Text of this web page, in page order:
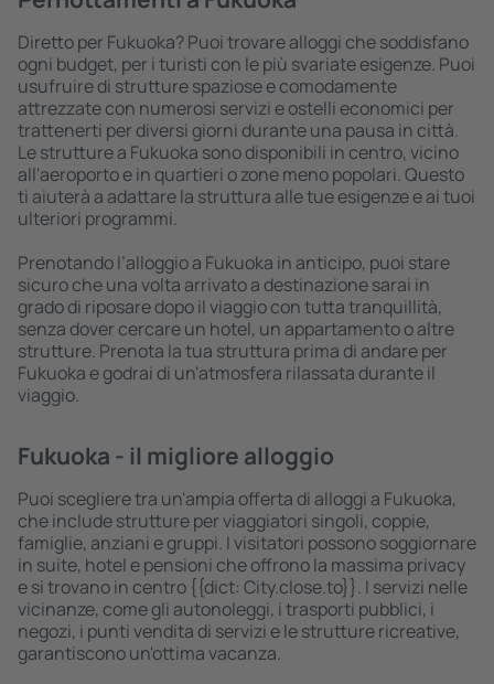
Diretto per Fukuoka? Puoi trovare alloggi che soddisfano
ogni budget, per i turisti con le più svariate esigenze. Puoi
usufruire di strutture spaziose e comodamente
attrezzate con numerosi servizi e ostelli economici per
trattenerti per diversi giorni durante una pausa in città.
Le strutture a Fukuoka sono disponibili in centro, vicino
all'aeroporto e in quartieri o zone meno popolari. Questo
ti aiuterà a adattare la struttura alle tue esigenze e ai tuoi
ulteriori programmi.
Prenotando l’alloggio a Fukuoka in anticipo, puoi stare
sicuro che una volta arrivato a destinazione sarai in
grado di riposare dopo il viaggio con tutta tranquillità,
senza dover cercare un hotel, un appartamento o altre
strutture. Prenota la tua struttura prima di andare per
Fukuoka e godrai di un'atmosfera rilassata durante il
viaggio.
Fukuoka - il migliore alloggio
Puoi scegliere tra un'ampia offerta di alloggi a Fukuoka,
che include strutture per viaggiatori singoli, coppie,
famiglie, anziani e gruppi. I visitatori possono soggiornare
in suite, hotel e pensioni che offrono la massima privacy
e si trovano in centro {{dict: City.close.to}}. I servizi nelle
vicinanze, come gli autonoleggi, i trasporti pubblici, i
negozi, i punti vendita di servizi e le strutture ricreative,
garantiscono un'ottima vacanza.